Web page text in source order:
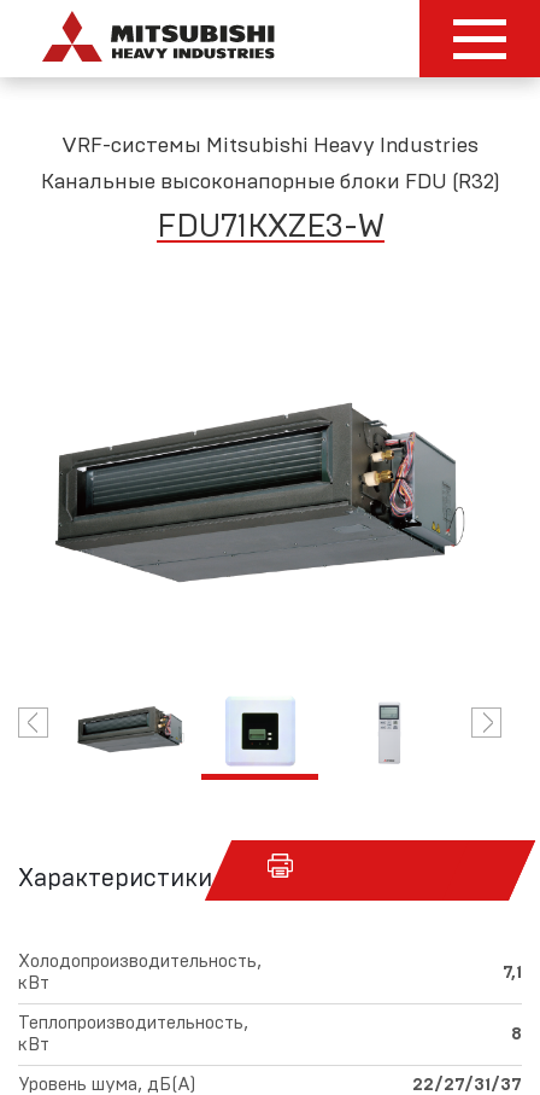
VRF-системы Mitsubishi Heavy Industries
Канальные высоконапорные блоки FDU (R32)
FDU71KXZE3-W
Характеристики
Холодопроизводительность,
кВт
7,1
Теплопроизводительность,
кВт
8
Уровень шума, дБ(А) 22/27/31/37